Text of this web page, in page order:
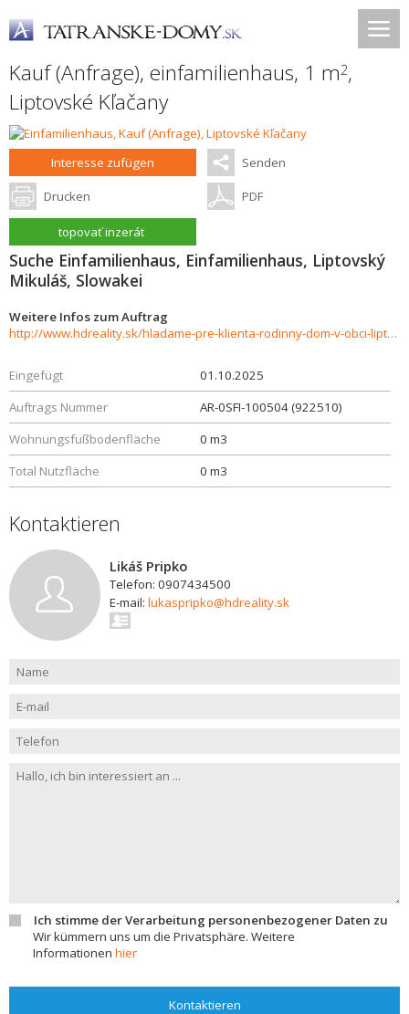
Kauf (Anfrage), einfamilienhaus, 1 m2,
Liptovské Kľačany
Interesse zufügen Senden
Drucken PDF
topovať inzerát
Suche Einfamilienhaus, Einfamilienhaus, Liptovský
Mikuláš, Slowakei
Weitere Infos zum Auftrag
http://www.hdreality.sk/hladame-pre-klienta-rodinny-dom-v-obci-liptovske-klacany-937316
Eingefügt
01.10.2025
Auftrags Nummer
AR-0SFI-100504 (922510)
Wohnungsfußbodenfläche
0 m3
Total Nutzfläche
0 m3
Kontaktieren
Likáš Pripko
Telefon: 0907434500
E-mail: lukaspripko@hdreality.sk
Ich stimme der Verarbeitung personenbezogener Daten zu
Wir kümmern uns um die Privatsphäre. Weitere
Informationen hier
Kontaktieren